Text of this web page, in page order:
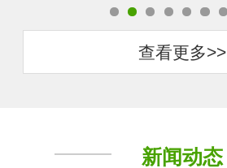
查看更多>>
新闻动态